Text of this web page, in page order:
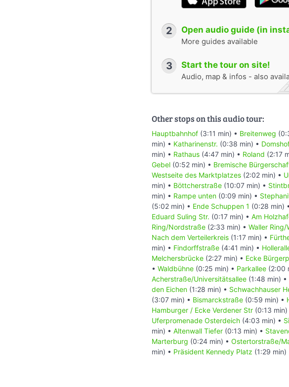
2 Open audio guide (in
More guides available
3 Start the tour on site!
Audio, map & infos - also
Other stops on this audio tour:
Hauptbahnhof (3:11 min) • Breitenweg
min) • Katharinenstr. (0:38 min) •
min) • Rathaus (4:47 min) • Roland (2:17
Gebel (0:52 min) • Bremische
Westseite des Marktplatzes (2:02 min) •
min) • Böttcherstraße (10:07 min) •
min) • Rampe unten (0:09 min) •
(5:02 min) • Ende Schuppen 1 (0:28 min) •
Eduard Suling Str. (0:17 min) • Am
Ring/Nordstraße (2:33 min) • Waller
Nach dem Verteilerkreis (1:17 min) •
min) • Findorffstraße (4:41 min) •
Melchersbrücke (2:27 min) • Ecke
• Waldbühne (0:25 min) • Parkallee (2:00
Acherstraße/Universitätsallee (1:48 min) •
den Eichen (1:28 min) • Schwachhauser
(3:07 min) • Bismarckstraße (0:59 min) •
Hamburger / Ecke Verdener Str (0:13 min)
Uferpromenade Osterdeich (4:03 min) •
min) • Altenwall Tiefer (0:13 min) •
Marterburg (0:24 min) • Ostertorstraße/
min) • Präsident Kennedy Platz (1:29 min)